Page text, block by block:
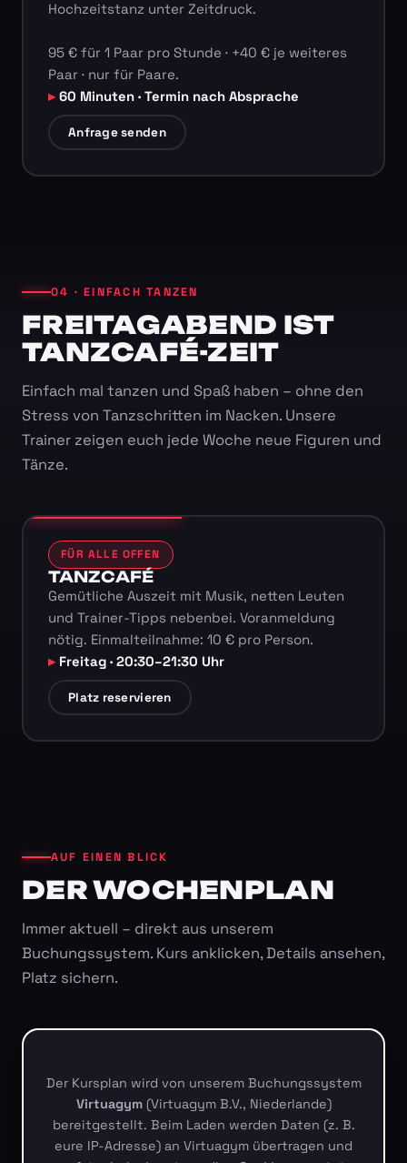
Hochzeitstanz unter Zeitdruck.
95 € für 1 Paar pro Stunde · +40 € je weiteres
Paar · nur für Paare.
60 Minuten · Termin nach Absprache
Anfrage senden
04 · EINFACH TANZEN
FREITAGABEND IST
TANZCAFÉ-ZEIT
Einfach mal tanzen und Spaß haben – ohne den
Stress von Tanzschritten im Nacken. Unsere
Trainer zeigen euch jede Woche neue Figuren und
Tänze.
FÜR ALLE OFFEN
TANZCAFÉ
Gemütliche Auszeit mit Musik, netten Leuten
und Trainer-Tipps nebenbei. Voranmeldung
nötig. Einmalteilnahme: 10 € pro Person.
Freitag · 20:30–21:30 Uhr
Platz reservieren
AUF EINEN BLICK
DER WOCHENPLAN
Immer aktuell – direkt aus unserem
Buchungssystem. Kurs anklicken, Details ansehen,
Platz sichern.
Der Kursplan wird von unserem Buchungssystem
Virtuagym(Virtuagym B.V., Niederlande)
bereitgestellt. Beim Laden werden Daten (z. B.
eure IP-Adresse) an Virtuagym übertragen und